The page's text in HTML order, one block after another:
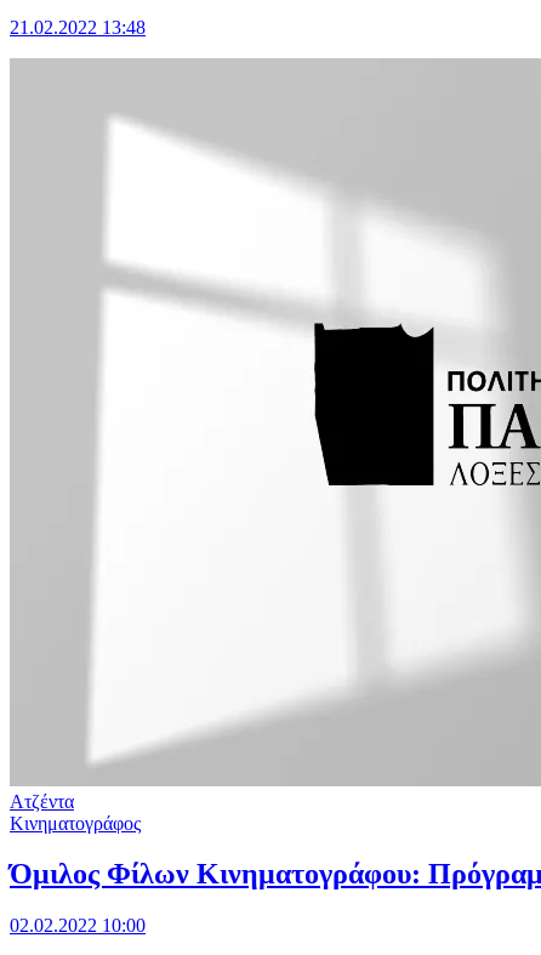
21.02.2022 13:48
Ατζέντα
Κινηματογράφος
Όμιλος Φίλων Κινηματογράφου:
02.02.2022 10:00